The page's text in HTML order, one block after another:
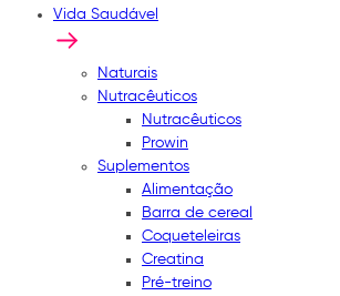
Vida Saudável
Naturais
Nutracêuticos
Nutracêuticos
Prowin
Suplementos
Alimentação
Barra de cereal
Coqueteleiras
Creatina
Pré-treino